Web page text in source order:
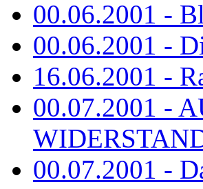
00.06.2001 -
00.06.2001 -
16.06.2001 -
00.07.2001 -
00.07.2001 -